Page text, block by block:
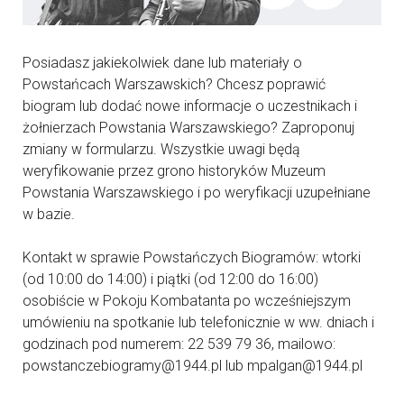
Posiadasz jakiekolwiek dane lub materiały o
Powstańcach Warszawskich? Chcesz poprawić
biogram lub dodać nowe informacje o uczestnikach i
żołnierzach Powstania Warszawskiego? Zaproponuj
zmiany w formularzu. Wszystkie uwagi będą
weryfikowanie przez grono historyków Muzeum
Powstania Warszawskiego i po weryfikacji uzupełniane
w bazie.
Kontakt w sprawie Powstańczych Biogramów: wtorki
(od 10:00 do 14:00) i piątki (od 12:00 do 16:00)
osobiście w Pokoju Kombatanta po wcześniejszym
umówieniu na spotkanie lub telefonicznie w ww. dniach i
godzinach pod numerem: 22 539 79 36, mailowo:
powstanczebiogramy@1944.pl lub mpalgan@1944.pl